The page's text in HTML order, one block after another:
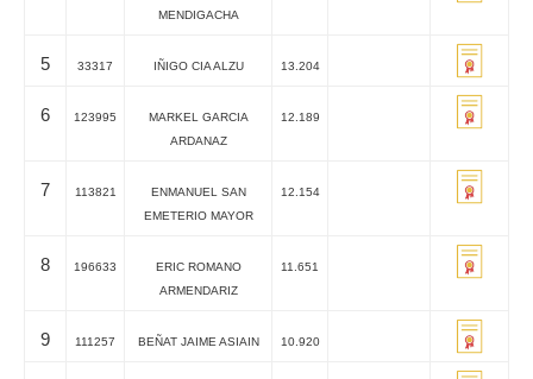
MENDIGACHA
5 33317 IÑIGO CIA ALZU 13.204
6 123995
MARKEL GARCIA
ARDANAZ
12.189
7 113821
ENMANUEL SAN
EMETERIO MAYOR
12.154
8 196633
ERIC ROMANO
ARMENDARIZ
11.651
9 111257 BEÑAT JAIME ASIAIN 10.920